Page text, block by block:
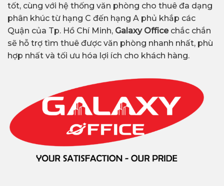
tốt, cùng với hệ thống văn phòng cho thuê đa dạng
phân khúc từ hạng C đến hạng A phủ khắp các
Quận của Tp. Hồ Chí Minh, Galaxy Office chắc chắn
sẽ hỗ trợ tìm thuê được văn phòng nhanh nhất, phù
hợp nhất và tối ưu hóa lợi ích cho khách hàng.